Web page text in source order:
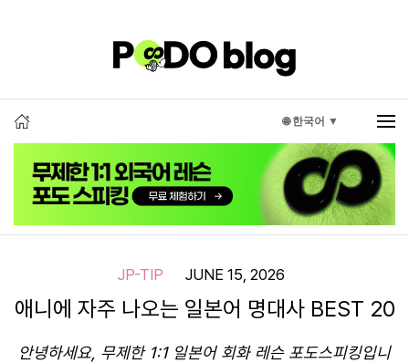
🌐 한국어 ▼
JP-TIP JUNE 15, 2026
애니에 자주 나오는 일본어 명대사 BEST 20
안녕하세요, 무제한 1:1 일본어 회화 레슨 포도스피킹입니